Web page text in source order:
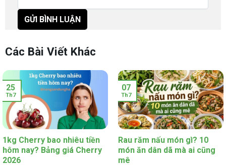
Các Bài Viết Khác
1kg Cherry bao nhiêu tiền
hôm nay? Bảng giá Cherry
2026
25
Th7
Rau răm nấu món gì? 10
món ăn dân dã mà ai cũng
mê
07
Th7